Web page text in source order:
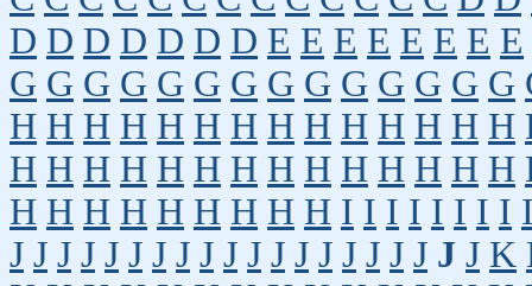
D D D D D D D E E E E E E E E
G G G G G G G G G G G G G G
H H H H H H H H H H H H H H
H H H H H H H H H H H H H H
H H H H H H H H H I I I I I I I I
J J J J J J J J J J J J J J J J J J J J K